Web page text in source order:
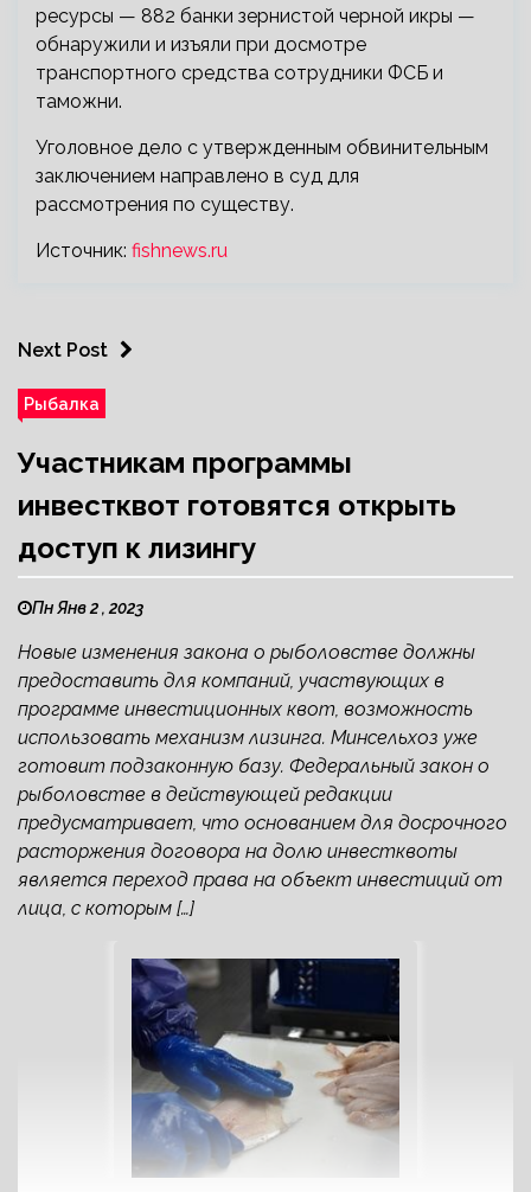
ресурсы — 882 банки зернистой черной икры —
обнаружили и изъяли при досмотре
транспортного средства сотрудники ФСБ и
таможни.
Уголовное дело с утвержденным обвинительным
заключением направлено в суд для
рассмотрения по существу.
Источник: fishnews.ru
Next Post
Рыбалка
Участникам программы
инвестквот готовятся открыть
доступ к лизингу
Пн Янв 2 , 2023
Новые изменения закона о рыболовстве должны
предоставить для компаний, участвующих в
программе инвестиционных квот, возможность
использовать механизм лизинга. Минсельхоз уже
готовит подзаконную базу. Федеральный закон о
рыболовстве в действующей редакции
предусматривает, что основанием для досрочного
расторжения договора на долю инвестквоты
является переход права на объект инвестиций от
лица, с которым […]